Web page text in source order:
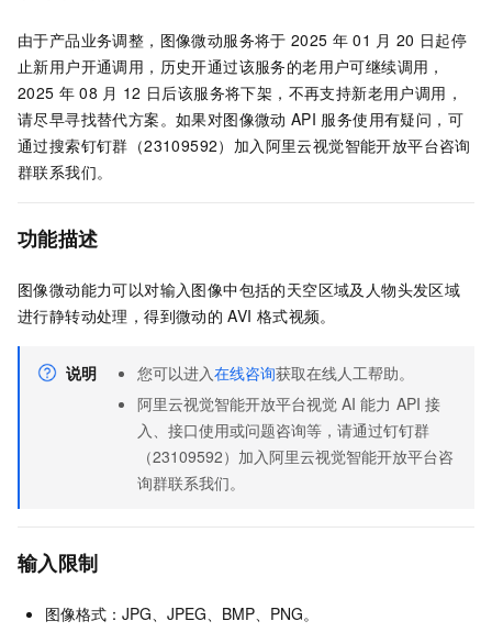
由于产品业务调整，图像微动服务将于 2025 年 01 月 20 日起停
止新用户开通调用，历史开通过该服务的老用户可继续调用，
2025 年 08 月 12 日后该服务将下架，不再支持新老用户调用，
请尽早寻找替代方案。如果对图像微动 API 服务使用有疑问，可
通过搜索钉钉群（23109592）加入阿里云视觉智能开放平台咨询
群联系我们。
功能描述
图像微动能力可以对输入图像中包括的天空区域及人物头发区域
进行静转动处理，得到微动的 AVI 格式视频。
说明 您可以进入在线咨询获取在线人工帮助。
阿里云视觉智能开放平台视觉 AI 能力 API 接
入、接口使用或问题咨询等，请通过钉钉群
（23109592）加入阿里云视觉智能开放平台咨
询群联系我们。
输入限制
图像格式：JPG、JPEG、BMP、PNG。